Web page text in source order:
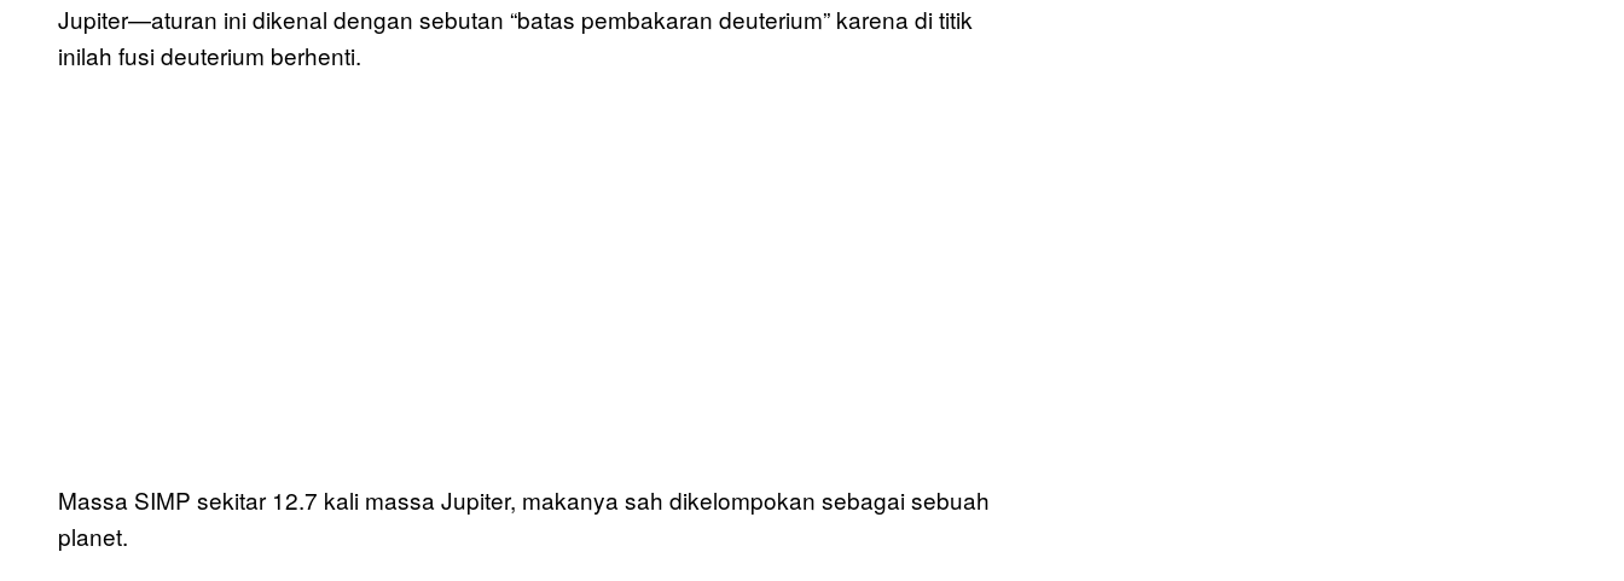
Jupiter—aturan ini dikenal dengan sebutan “batas pembakaran deuterium” karena di titik
inilah fusi deuterium berhenti.
Massa SIMP sekitar 12.7 kali massa Jupiter, makanya sah dikelompokan sebagai sebuah
planet.